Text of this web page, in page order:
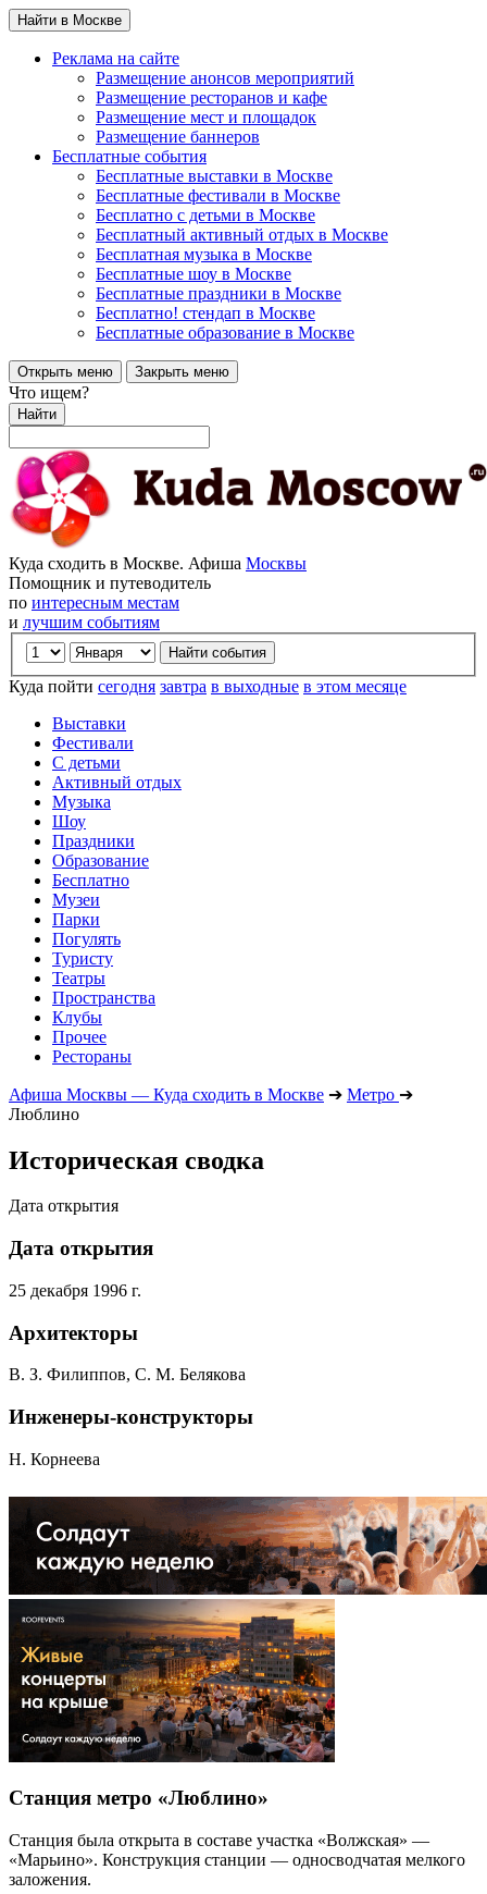
Найти в Москве
Реклама на сайте
Размещение анонсов мероприятий
Размещение ресторанов и кафе
Размещение мест и площадок
Размещение баннеров
Бесплатные события
Бесплатные выставки в Москве
Бесплатные фестивали в Москве
Бесплатно с детьми в Москве
Бесплатный активный отдых в Москве
Бесплатная музыка в Москве
Бесплатные шоу в Москве
Бесплатные праздники в Москве
Бесплатно! стендап в Москве
Бесплатные образование в Москве
Открыть меню Закрыть меню
Что ищем?
Найти
Куда сходить в Москве. Афиша Москвы
Помощник и путеводитель
по интересным местам
и лучшим событиям
Куда пойти сегодня завтра в выходные в этом месяце
Выставки
Фестивали
С детьми
Активный отдых
Музыка
Шоу
Праздники
Образование
Бесплатно
Музеи
Парки
Погулять
Туристу
Театры
Пространства
Клубы
Прочее
Рестораны
Афиша Москвы — Куда сходить в Москве ➔ Метро ➔
Люблино
Историческая сводка
Дата открытия
Дата открытия
25 декабря 1996 г.
Архитекторы
В. З. Филиппов, С. М. Белякова
Инженеры-конструкторы
Н. Корнеева
Станция метро «Люблино»
Станция была открыта в составе участка «Волжская» —
«Марьино». Конструкция станции — односводчатая мелкого
заложения.